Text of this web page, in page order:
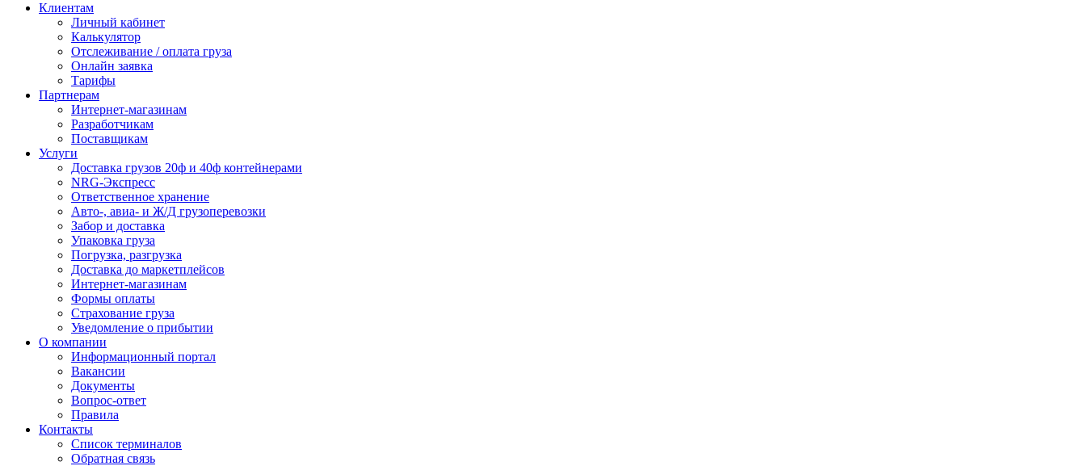
Клиентам
Личный кабинет
Калькулятор
Отслеживание / оплата груза
Онлайн заявка
Тарифы
Партнерам
Интернет-магазинам
Разработчикам
Поставщикам
Услуги
Доставка грузов 20ф и 40ф контейнерами
NRG-Экспресс
Ответственное хранение
Авто-, авиа- и Ж/Д грузоперевозки
Забор и доставка
Упаковка груза
Погрузка, разгрузка
Доставка до маркетплейсов
Интернет-магазинам
Формы оплаты
Страхование груза
Уведомление о прибытии
О компании
Информационный портал
Вакансии
Документы
Вопрос-ответ
Правила
Контакты
Список терминалов
Обратная связь